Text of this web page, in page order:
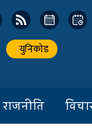
युनिकोड
राजनीति